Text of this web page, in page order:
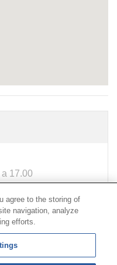
17.00
|Reclamacions
Privada Comissió de
Proveïdor Sanitari
agree to the storing of
navigation, analyze
efforts.